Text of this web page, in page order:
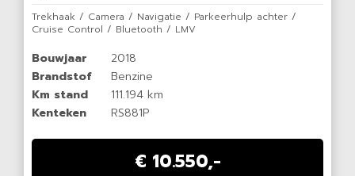
Trekhaak / Camera / Navigatie / Parkeerhulp achter /
Cruise Control / Bluetooth / LMV
Bouwjaar
2018
Brandstof
Benzine
Km stand
111.194 km
Kenteken
RS881P
€ 10.550,-